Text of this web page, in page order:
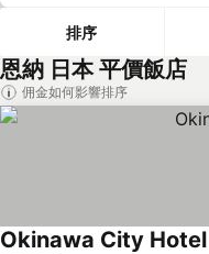
排序
恩納 日本 平價飯店
佣金如何影響排序
Okinawa City Hotel